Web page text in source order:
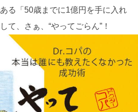
る「50歳までに1億円を手に入れ
て、さぁ、“やってごらん”！